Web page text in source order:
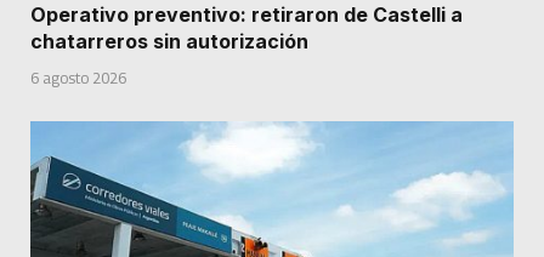
Operativo preventivo: retiraron de Castelli a
chatarreros sin autorización
6 agosto 2026